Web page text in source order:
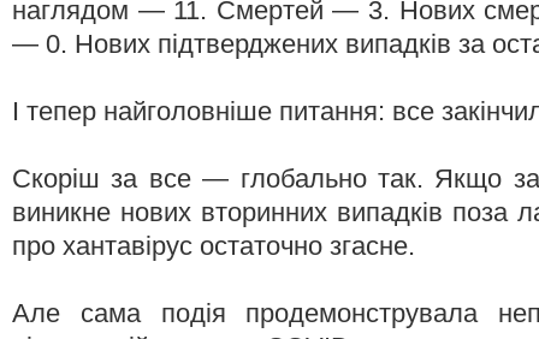
наглядом — 11. Смертей — 3. Нових
— 0. Нових підтверджених випадків за
І тепер найголовніше питання: все
Скоріш за все — глобально так. Якщо
виникне нових вторинних випадків поза
про хантавірус остаточно згасне.
Але сама подія продемонструвала